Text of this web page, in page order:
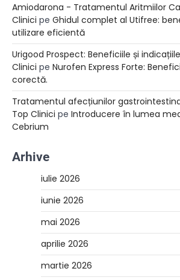
Amiodarona - Tratamentul Aritmiilor
Clinici pe Ghidul complet al Utifree:
utilizare eficientă
Urigood Prospect: Beneficiile și
Clinici pe Nurofen Express Forte:
corectă.
Tratamentul afecțiunilor
Top Clinici pe Introducere în lumea
Cebrium
Arhive
iulie 2026
iunie 2026
mai 2026
aprilie 2026
martie 2026